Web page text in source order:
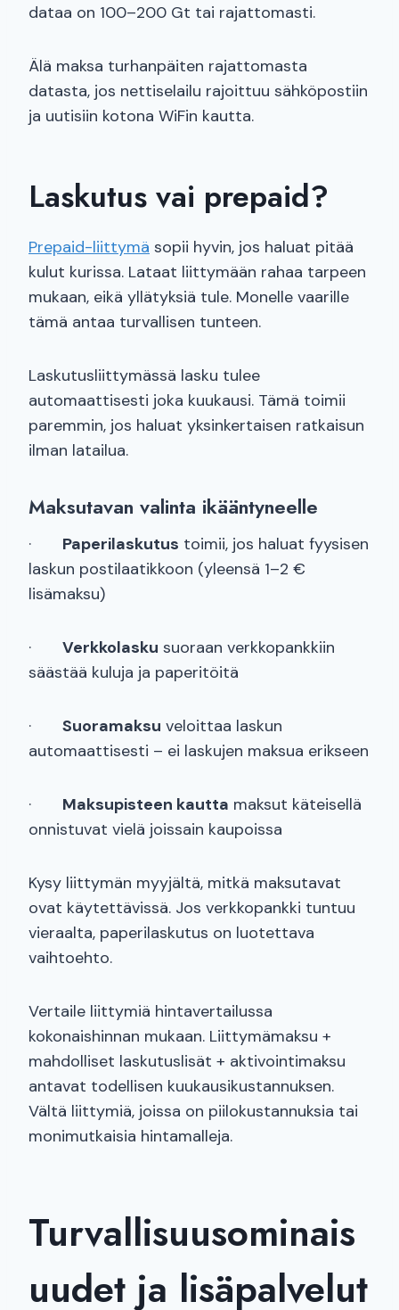
dataa on 100–200 Gt tai rajattomasti.
Älä maksa turhanpäiten rajattomasta
datasta, jos nettiselailu rajoittuu sähköpostiin
ja uutisiin kotona WiFin kautta.
Laskutus vai prepaid?
Prepaid-liittymä sopii hyvin, jos haluat pitää
kulut kurissa. Lataat liittymään rahaa tarpeen
mukaan, eikä yllätyksiä tule. Monelle vaarille
tämä antaa turvallisen tunteen.
Laskutusliittymässä lasku tulee
automaattisesti joka kuukausi. Tämä toimii
paremmin, jos haluat yksinkertaisen ratkaisun
ilman latailua.
Maksutavan valinta ikääntyneelle
· Paperilaskutus toimii, jos haluat fyysisen
laskun postilaatikkoon (yleensä 1–2 €
lisämaksu)
· Verkkolasku suoraan verkkopankkiin
säästää kuluja ja paperitöitä
· Suoramaksu veloittaa laskun
automaattisesti – ei laskujen maksua erikseen
· Maksupisteen kautta maksut käteisellä
onnistuvat vielä joissain kaupoissa
Kysy liittymän myyjältä, mitkä maksutavat
ovat käytettävissä. Jos verkkopankki tuntuu
vieraalta, paperilaskutus on luotettava
vaihtoehto.
Vertaile liittymiä hintavertailussa
kokonaishinnan mukaan. Liittymämaksu +
mahdolliset laskutuslisät + aktivointimaksu
antavat todellisen kuukausikustannuksen.
Vältä liittymiä, joissa on piilokustannuksia tai
monimutkaisia hintamalleja.
Turvallisuusominais
uudet ja lisäpalvelut